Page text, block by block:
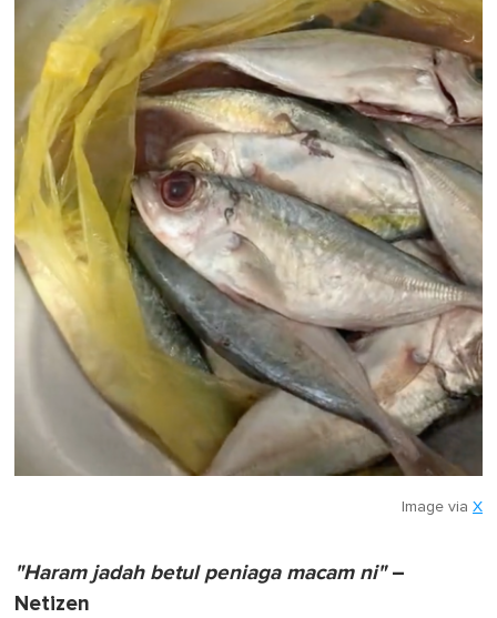
Image via X
"Haram jadah betul peniaga macam ni"–
Netizen